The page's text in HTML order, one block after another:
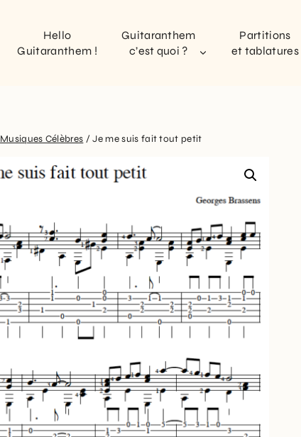
Hello
Guitaranthem !
Guitaranthem
c’est quoi ?
Partitions
et tablatures
Musiques Célèbres / Je me suis fait tout petit